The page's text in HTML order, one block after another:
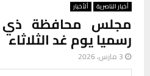
أخبار الناصرية ألأخبار
مجلس محافظة ذي
رسميا يوم غد الثلاثاء
3 مارس، 2026